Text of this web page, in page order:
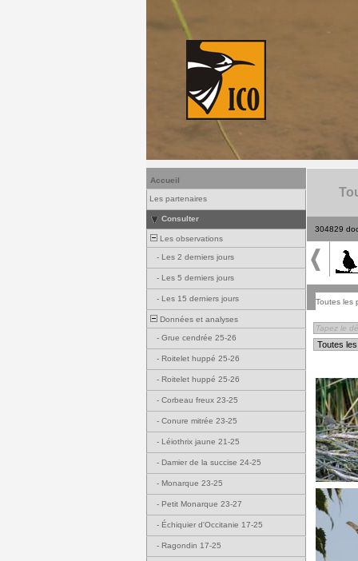
Accueil
Les partenaires
Consulter
Les observations
- Les 2 derniers jours
- Les 5 derniers jours
- Les 15 derniers jours
Données et analyses
- Grue cendrée 25-26
- Roitelet huppé 25-26
- Roitelet huppé 25-26
- Corbeau freux 23-25
- Conure mitrée 23-25
- Léiothrix jaune 21-25
- Damier de la succise 24-25
- Monarque 23-25
- Petit Monarque 23-27
- Échiquier d'Occitanie 17-25
- Ragondin 17-25
304829
Toutes les